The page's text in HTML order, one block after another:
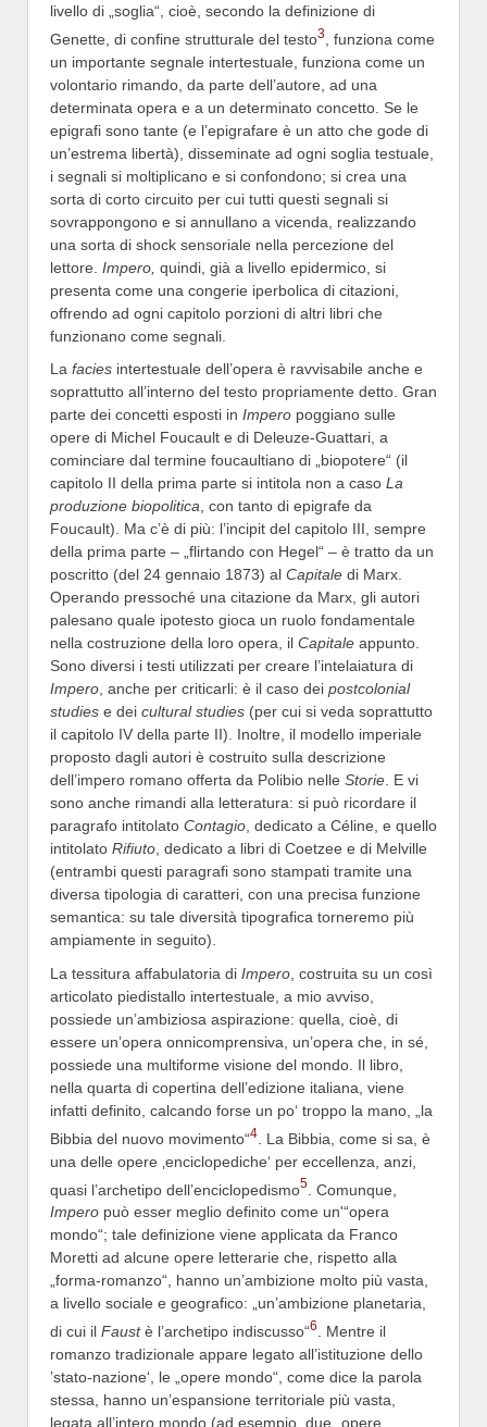
livello di „soglia“, cioè, secondo la definizione di
Genette, di confine strutturale del testo3
, funziona come
un importante segnale intertestuale, funziona come un
volontario rimando, da parte dell’autore, ad una
determinata opera e a un determinato concetto. Se le
epigrafi sono tante (e l’epigrafare è un atto che gode di
un’estrema libertà), disseminate ad ogni soglia testuale,
i segnali si moltiplicano e si confondono; si crea una
sorta di corto circuito per cui tutti questi segnali si
sovrappongono e si annullano a vicenda, realizzando
una sorta di shock sensoriale nella percezione del
lettore. Impero, quindi, già a livello epidermico, si
presenta come una congerie iperbolica di citazioni,
offrendo ad ogni capitolo porzioni di altri libri che
funzionano come segnali.
La facies intertestuale dell’opera è ravvisabile anche e
soprattutto all’interno del testo propriamente detto. Gran
parte dei concetti esposti in Impero poggiano sulle
opere di Michel Foucault e di Deleuze-Guattari, a
cominciare dal termine foucaultiano di „biopotere“ (il
capitolo II della prima parte si intitola non a caso La
produzione biopolitica, con tanto di epigrafe da
Foucault). Ma c’è di più: l’incipit del capitolo III, sempre
della prima parte – „flirtando con Hegel“ – è tratto da un
poscritto (del 24 gennaio 1873) al Capitale di Marx.
Operando pressoché una citazione da Marx, gli autori
palesano quale ipotesto gioca un ruolo fondamentale
nella costruzione della loro opera, il Capitale appunto.
Sono diversi i testi utilizzati per creare l’intelaiatura di
Impero, anche per criticarli: è il caso dei postcolonial
studies e dei cultural studies (per cui si veda soprattutto
il capitolo IV della parte II). Inoltre, il modello imperiale
proposto dagli autori è costruito sulla descrizione
dell’impero romano offerta da Polibio nelle Storie. E vi
sono anche rimandi alla letteratura: si può ricordare il
paragrafo intitolato Contagio, dedicato a Céline, e quello
intitolato Rifiuto, dedicato a libri di Coetzee e di Melville
(entrambi questi paragrafi sono stampati tramite una
diversa tipologia di caratteri, con una precisa funzione
semantica: su tale diversità tipografica torneremo più
ampiamente in seguito).
La tessitura affabulatoria di Impero , costruita su un così
articolato piedistallo intertestuale, a mio avviso,
possiede un’ambiziosa aspirazione: quella, cioè, di
essere un’opera onnicomprensiva, un’opera che, in sé,
possiede una multiforme visione del mondo. Il libro,
nella quarta di copertina dell’edizione italiana, viene
infatti definito, calcando forse un po‘ troppo la mano, „la
Bibbia del nuovo movimento“4 . La Bibbia, come si sa, è
una delle opere ‚enciclopediche‘ per eccellenza, anzi,
quasi l’archetipo dell’enciclopedismo5 . Comunque,
Impero può esser meglio definito come un'“opera
mondo“; tale definizione viene applicata da Franco
Moretti ad alcune opere letterarie che, rispetto alla
„forma-romanzo“, hanno un’ambizione molto più vasta,
a livello sociale e geografico: „un’ambizione planetaria,
di cui il Faustè l’archetipo indiscusso“6
. Mentre il
romanzo tradizionale appare legato all’istituzione dello
’stato-nazione‘, le „opere mondo“, come dice la parola
stessa, hanno un’espansione territoriale più vasta,
legata all’intero mondo (ad esempio, due „opere